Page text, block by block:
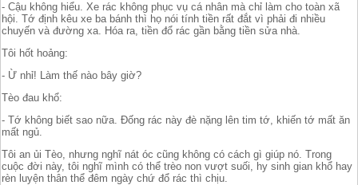
- Cậu không hiểu. Xe rác không phục vụ cá nhân mà chỉ làm cho toàn xã
hội. Tớ định kêu xe ba bánh thì họ nói tính tiền rất đắt vì phải đi nhiều
chuyến và đường xa. Hóa ra, tiền đổ rác gần bằng tiền sửa nhà.
Tôi hốt hoảng:
- Ừ nhỉ! Làm thế nào bây giờ?
Tèo đau khổ:
- Tớ không biết sao nữa. Đống rác này đè nặng lên tim tớ, khiến tớ mất ăn
mất ngủ.
Tôi an ủi Tèo, nhưng nghĩ nát óc cũng không có cách gì giúp nó. Trong
cuộc đời này, tôi nghĩ mình có thể trèo non vượt suối, hy sinh gian khổ hay
rèn luyện thân thể đêm ngày chứ đổ rác thì chịu.